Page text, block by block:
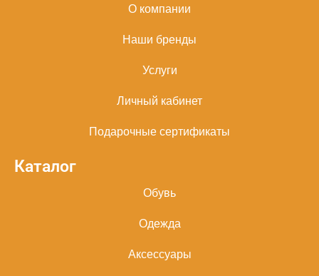
О компании
Наши бренды
Услуги
Личный кабинет
Подарочные сертификаты
Каталог
Обувь
Одежда
Аксессуары